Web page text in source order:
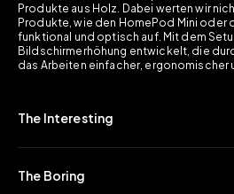
Produkte aus Holz. Dabei werten wir
Produkte, wie den HomePod Mini oder
funktional und optisch auf. Mit dem
Bildschirmerhöhung entwickelt, die
das Arbeiten einfacher, ergonomischer
The Interesting
The Boring